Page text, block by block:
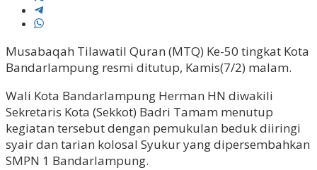
Musabaqah Tilawatil Quran (MTQ) Ke-50 tingkat Kota
Bandarlampung resmi ditutup, Kamis(7/2) malam.
Wali Kota Bandarlampung Herman HN diwakili
Sekretaris Kota (Sekkot) Badri Tamam menutup
kegiatan tersebut dengan pemukulan beduk diiringi
syair dan tarian kolosal Syukur yang dipersembahkan
SMPN 1 Bandarlampung.